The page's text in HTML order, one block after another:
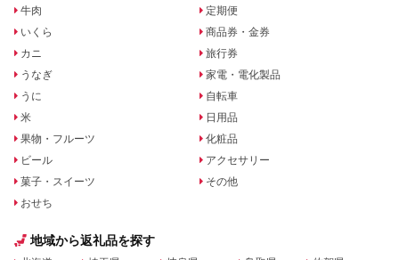
牛肉
いくら
カニ
うなぎ
うに
米
果物・フルーツ
ビール
菓子・スイーツ
おせち
定期便
商品券・金券
旅行券
家電・電化製品
自転車
日用品
化粧品
アクセサリー
その他
地域から返礼品を探す